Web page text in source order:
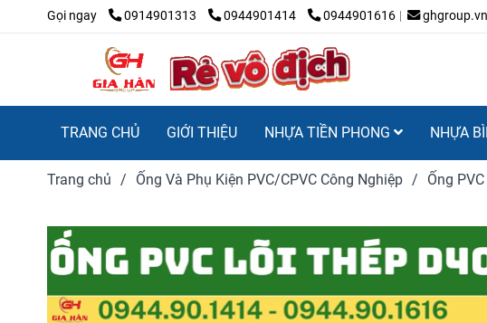
Gọi ngay 0914901313 0944901414 0944901616
TRANG CHỦ GIỚI THIỆU NHỰA TIỀN PHONG NHỰA
Trang chủ / Ống Và Phụ Kiện PVC/CPVC Công Nghiệp / Ống